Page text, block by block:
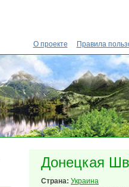
О проекте Правила
Донецкая
Страна: Украина